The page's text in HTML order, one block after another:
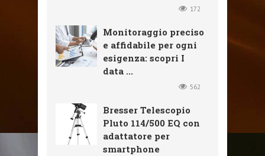
172
Monitoraggio preciso
e affidabile per ogni
esigenza: scopri I
data ...
562
Bresser Telescopio
Pluto 114/500 EQ con
adattatore per
smartphone